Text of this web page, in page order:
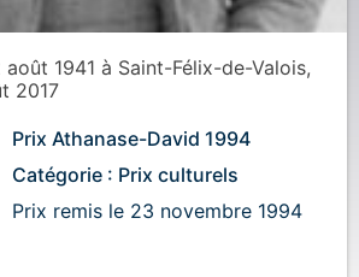
août 1941 à Saint-Félix-de-Valois,
2017
Prix Athanase-David 1994
Catégorie : Prix culturels
Prix remis le 23 novembre 1994